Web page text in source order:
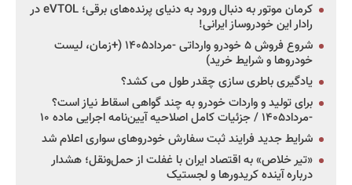
کرمان موتور به دنبال ورود به دنیای پرنده‌های برقی؛ eVTOL در
رادار این خودروساز ایرانی!
شروع فروش ۵ خودرو وارداتی -مرداد۱۴۰۵ (+زمان، لیست
خودروها و شرایط خرید)
یادگیری باطری سازی چقدر طول می کشد؟
برای تولید و واردات خودرو به چند گواهی اسقاط نیاز است؟
-مرداد۱۴۰۵ / جزئیات کامل اصلاحیه آیین‌نامه اجرایی ماده ۱۰
شرایط جدید فرایند ثبت سفارش خودروهای سواری اعلام شد
«تیر خلاص» به اقتصاد ایران با غفلت از حمل‌ونقل؛ هشدار
درباره آینده کریدورها و لجستیک